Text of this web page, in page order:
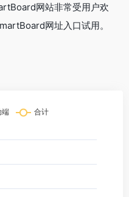
网站非常受用户欢
网址入口试用。